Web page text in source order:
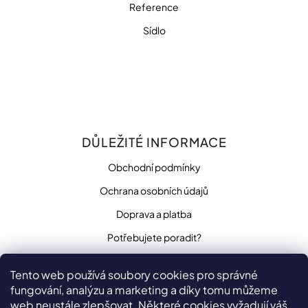
Tento web používá soubory cookies pro správné
fungování, analýzu a marketing a díky tomu můžeme
web neustále zlepšovat. Některé cookies vyžadují váš
Reference
Sídlo
DŮLEŽITÉ INFORMACE
Obchodní podmínky
Ochrana osobních údajů
Doprava a platba
Potřebujete poradit?
SLEDUJTE NÁS